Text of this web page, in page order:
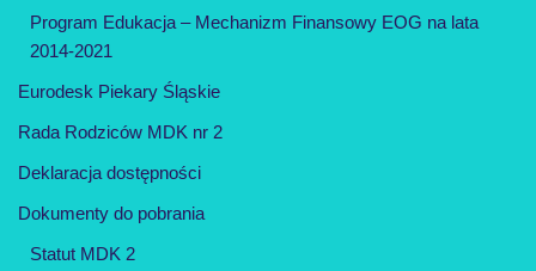
Program Edukacja – Mechanizm Finansowy EOG na lata
2014-2021
Eurodesk Piekary Śląskie
Rada Rodziców MDK nr 2
Deklaracja dostępności
Dokumenty do pobrania
Statut MDK 2